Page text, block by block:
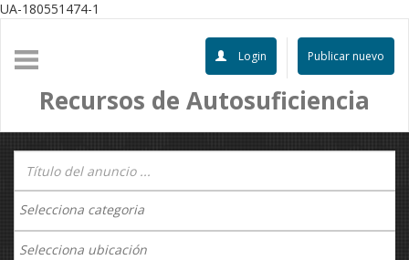
UA-180551474-1
Publicar nuevo
Login
Recursos de Autosuficiencia